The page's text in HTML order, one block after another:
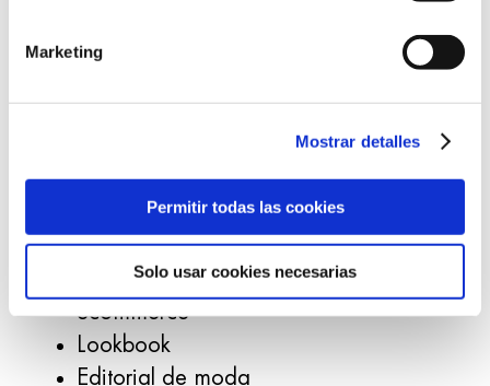
Marketing
Mostrar detalles
Permitir todas las cookies
Solo usar cookies necesarias
Un equipo como el nuestro, con más de 20
años de experiencia en shootings en
Fotografía de producto para catálogo
Fotografía de producto para
ecommerce
Lookbook
Editorial de moda